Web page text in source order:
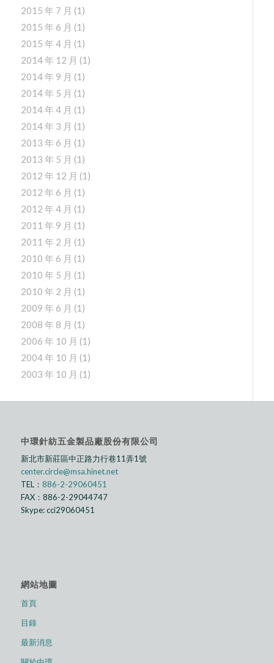
2015 年 7 月 (1)
2015 年 6 月 (1)
2015 年 4 月 (1)
2014 年 12 月 (1)
2014 年 9 月 (1)
2014 年 5 月 (1)
2014 年 4 月 (1)
2014 年 3 月 (1)
2013 年 6 月 (1)
2013 年 5 月 (1)
2012 年 12 月 (1)
2012 年 6 月 (1)
2012 年 4 月 (1)
2011 年 9 月 (1)
2011 年 2 月 (1)
2010 年 6 月 (1)
2010 年 5 月 (1)
2010 年 2 月 (1)
2009 年 6 月 (1)
2008 年 8 月 (1)
2006 年 10 月 (1)
2004 年 10 月 (1)
2003 年 10 月 (1)
中環針紡五金製品廠股份有限公司
新北市新莊區中正路⼒行巷11弄1號
center.circle@msa.hinet.net
TEL： 886-2-29060451
FAX：886-2-29044747
Skype: cci29060451
網站地圖
首頁
目錄
最新消息